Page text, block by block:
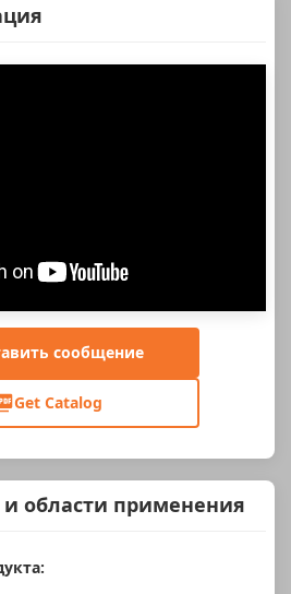
сообщение
Get Catalog
области применения